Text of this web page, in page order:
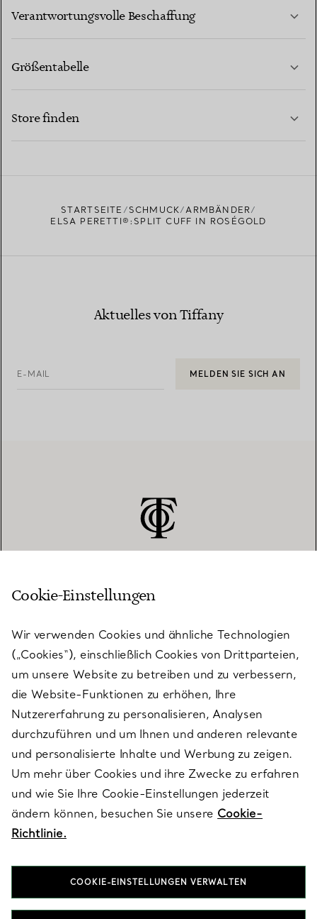
Verantwortungsvolle Beschaffung
Größentabelle
Store finden
STARTSEITE SCHMUCK
ARMBÄNDER
ELSA PERETTI®:SPLIT CUFF IN ROSÉGOLD
Aktuelles von Tiffany
E-MAIL MELDEN SIE SICH AN
KUNDENSERVICE
SERVICES
ÜBER TIFFANY & CO.
RECHTLICHE HINWEISE
FOLGEN SIE UNS
Cookie-Einstellungen
Wir verwenden Cookies und ähnliche Technologien
(„Cookies“), einschließlich Cookies von Drittparteien,
um unsere Website zu betreiben und zu verbessern,
die Website-Funktionen zu erhöhen, Ihre
Nutzererfahrung zu personalisieren, Analysen
durchzuführen und um Ihnen und anderen relevante
und personalisierte Inhalte und Werbung zu zeigen.
Um mehr über Cookies und ihre Zwecke zu erfahren
und wie Sie Ihre Cookie-Einstellungen jederzeit
ändern können, besuchen Sie unsere Cookie-
Richtlinie.
COOKIE-EINSTELLUNGEN VERWALTEN